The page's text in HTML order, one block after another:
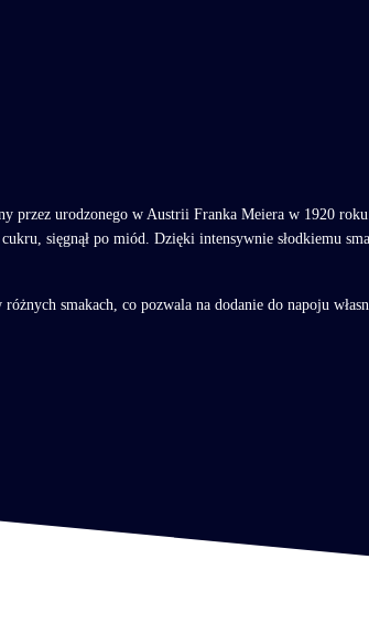
przez urodzonego w Austrii Franka Meiera w 1920
sięgnął po miód. Dzięki intensywnie słodkiemu
smakach, co pozwala na dodanie do napoju